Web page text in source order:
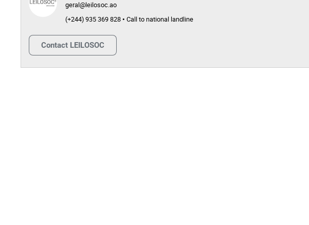
geral@leilosoc.ao
(+244) 935 369 828 • Call to national landline
Contact LEILOSOC